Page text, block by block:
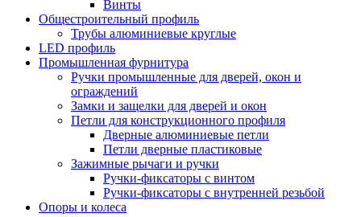
Винты
Общестроительный профиль
Трубы алюминиевые круглые
LED профиль
Промышленная фурнитура
Ручки промышленные для дверей, окон и
ограждений
Замки и защелки для дверей и окон
Петли для конструкционного профиля
Дверные алюминиевые петли
Петли дверные пластиковые
Зажимные рычаги и ручки
Ручки-фиксаторы c винтом
Ручки-фиксаторы c внутренней резьбой
Опоры и колеса